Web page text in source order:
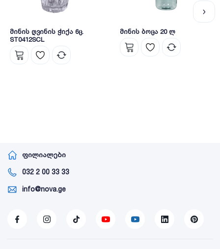
მინის ღვინის ჭიქა 6ც.
ST0412SCL
მინის ბოცა 20 ლ
ფილიალები
032 2 00 33 33
info@nova.ge